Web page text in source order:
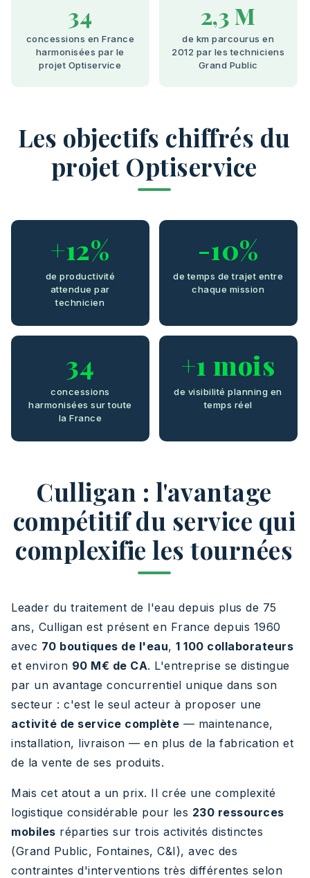
34
concessions en France
harmonisées par le
projet Optiservice
2,3 M
de km parcourus en
2012 par les techniciens
Grand Public
Les objectifs chiffrés du
projet Optiservice
+12%
de productivité
attendue par
technicien
-10%
de temps de trajet entre
chaque mission
34
concessions
harmonisées sur toute
la France
+1 mois
de visibilité planning en
temps réel
Culligan : l'avantage
compétitif du service qui
complexifie les tournées
Leader du traitement de l'eau depuis plus de 75
ans, Culligan est présent en France depuis 1960
avec 70 boutiques de l'eau, 1 100 collaborateurs
et environ 90 M€ de CA. L'entreprise se distingue
par un avantage concurrentiel unique dans son
secteur : c'est le seul acteur à proposer une
activité de service complète — maintenance,
installation, livraison — en plus de la fabrication et
de la vente de ses produits.
Mais cet atout a un prix. Il crée une complexité
logistique considérable pour les 230 ressources
mobiles réparties sur trois activités distinctes
(Grand Public, Fontaines, C&I), avec des
contraintes d'interventions très différentes selon